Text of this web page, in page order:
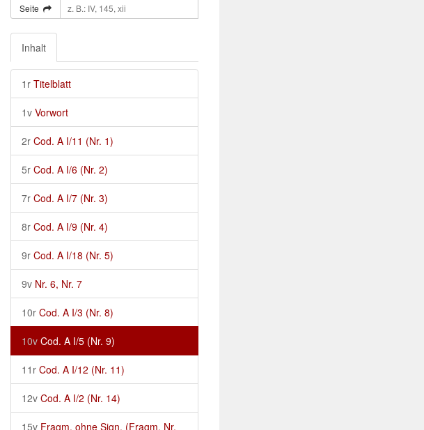
Seite
Inhalt
1r Titelblatt
1v Vorwort
2r Cod. A I/11 (Nr. 1)
5r Cod. A I/6 (Nr. 2)
7r Cod. A I/7 (Nr. 3)
8r Cod. A I/9 (Nr. 4)
9r Cod. A I/18 (Nr. 5)
9v Nr. 6, Nr. 7
10r Cod. A I/3 (Nr. 8)
10v Cod. A I/5 (Nr. 9)
11r Cod. A I/12 (Nr. 11)
12v Cod. A I/2 (Nr. 14)
15v Fragm. ohne Sign. (Fragm. Nr.